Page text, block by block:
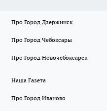
Про Город Дзержинск
Про Город Чебоксары
Про Город Новочебоксарск
Наша Газета
Про Город Иваново